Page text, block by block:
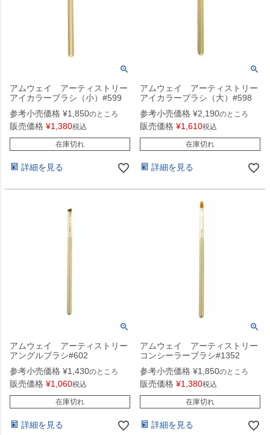
アムウェイ アーティストリー
アイカラーブラシ（小）#599
参考小売価格 ¥1,850のところ
販売価格 ¥1,380税込
在庫切れ
詳細を見る
アムウェイ アーティストリー
アイカラーブラシ（大）#598
参考小売価格 ¥2,190のところ
販売価格 ¥1,610税込
在庫切れ
詳細を見る
アムウェイ アーティストリー
アングルブラシ#602
参考小売価格 ¥1,430のところ
販売価格 ¥1,060税込
在庫切れ
詳細を見る
アムウェイ アーティストリー
コンシーラーブラシ#1352
参考小売価格 ¥1,850のところ
販売価格 ¥1,380税込
在庫切れ
詳細を見る